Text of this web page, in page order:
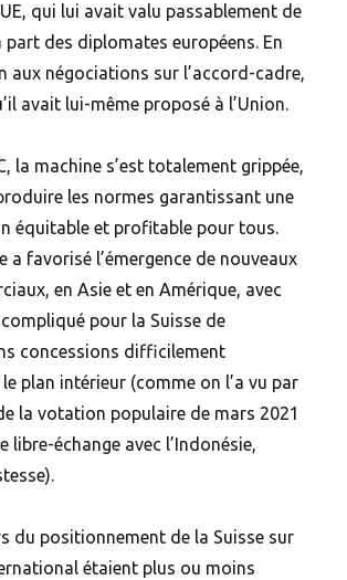
qui lui avait valu passablement de
des diplomates européens. En
aux négociations sur l’accord-cadre,
avait lui-même proposé à l’Union.
la machine s’est totalement grippée,
les normes garantissant une
équitable et profitable pour tous.
a favorisé l’émergence de nouveaux
en Asie et en Amérique, avec
pour la Suisse de
concessions difficilement
plan intérieur (comme on l’a vu par
la votation populaire de mars 2021
libre-échange avec l’Indonésie,
du positionnement de la Suisse sur
étaient plus ou moins